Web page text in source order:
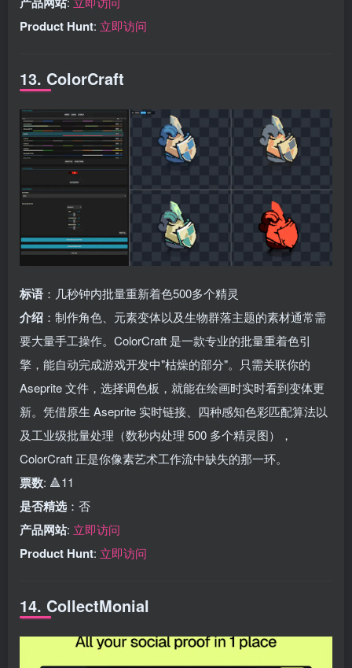
Product Hunt: 立即访问
13. ColorCraft
标语 ：几秒钟内批量重新着色500多个精灵
介绍 ：制作角色、元素变体以及生物群落主题的素材通常需
要大量手工操作。ColorCraft 是一款专业的批量重着色引
擎，能自动完成游戏开发中"枯燥的部分"。只需关联你的
Aseprite 文件，选择调色板，就能在绘画时实时看到变体更
新。凭借原生 Aseprite 实时链接、四种感知色彩匹配算法以
及工业级批量处理（数秒内处理 500 多个精灵图），
ColorCraft 正是你像素艺术工作流中缺失的那一环。
票数: 🔺11
是否精选 ：否
产品网站: 立即访问
Product Hunt: 立即访问
14. CollectMonial